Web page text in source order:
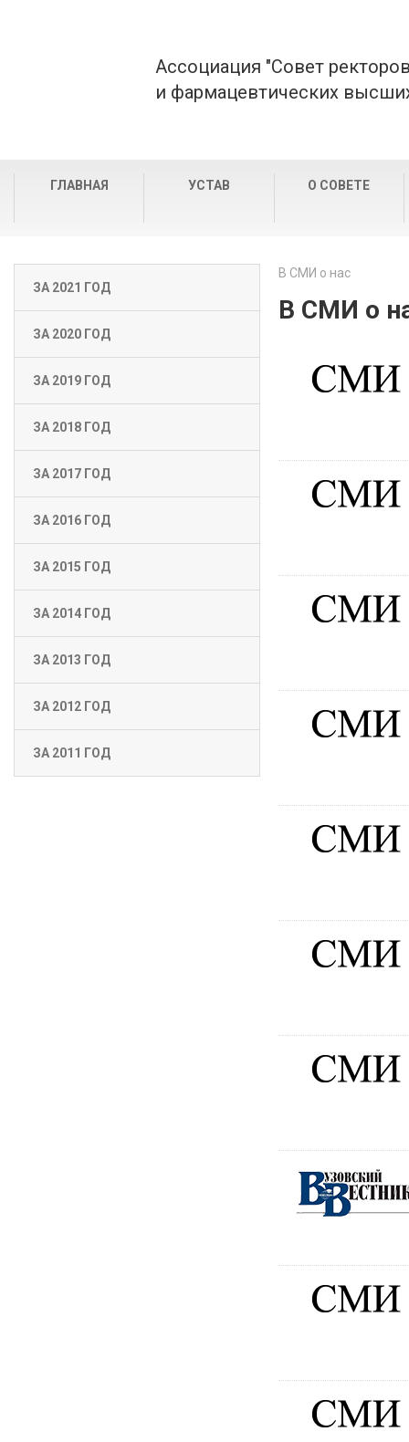
Ассоциация "Совет
и фармацевтических
ГЛАВНАЯ УСТАВ О СОВЕТЕ
ЗА 2021 ГОД
ЗА 2020 ГОД
ЗА 2019 ГОД
ЗА 2018 ГОД
ЗА 2017 ГОД
ЗА 2016 ГОД
ЗА 2015 ГОД
ЗА 2014 ГОД
ЗА 2013 ГОД
ЗА 2012 ГОД
ЗА 2011 ГОД
В СМИ о нас
В СМИ о